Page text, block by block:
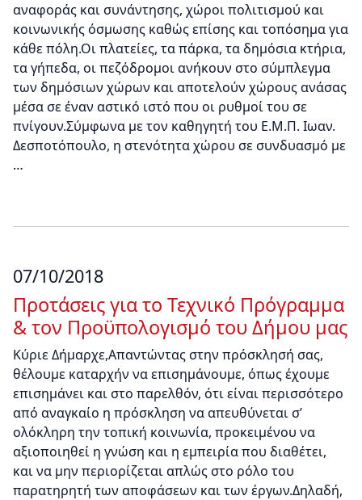
αναφοράς και συνάντησης, χώροι πολιτισμού και
κοινωνικής όσμωσης καθώς επίσης και τοπόσημα για
κάθε πόλη.Οι πλατείες, τα πάρκα, τα δημόσια κτήρια,
τα γήπεδα, οι πεζόδρομοι ανήκουν στο σύμπλεγμα
των δημόσιων χώρων και αποτελούν χώρους ανάσας
μέσα σε έναν αστικό ιστό που οι ρυθμοί του σε
πνίγουν.Σύμφωνα με τον καθηγητή του Ε.Μ.Π. Ιωαν.
Δεσποτόπουλο, η στενότητα χώρου σε συνδυασμό με
…
07/10/2018
Προτάσεις για το Τεχνικό Πρόγραμμα
& τον Προϋπολογισμό του Δήμου μας
Κύριε Δήμαρχε,Απαντώντας στην πρόσκλησή σας,
θέλουμε καταρχήν να επισημάνουμε, όπως έχουμε
επισημάνει και στο παρελθόν, ότι είναι περισσότερο
από αναγκαίο η πρόσκληση να απευθύνεται σ’
ολόκληρη την τοπική κοινωνία, προκειμένου να
αξιοποιηθεί η γνώση και η εμπειρία που διαθέτει,
και να μην περιορίζεται απλώς στο ρόλο του
παρατηρητή των αποφάσεων και των έργων.Δηλαδή,